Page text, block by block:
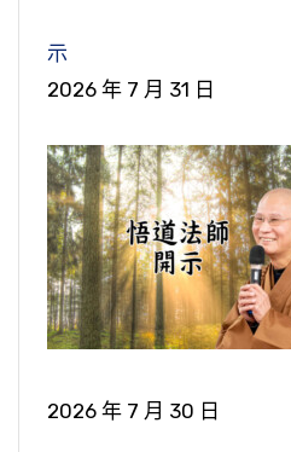
觸六塵都能開悟，所以他
他突然大悟，他大悟，還
禪師是明心見性、大徹大
示切磋心法」。那就是百
再提升。因為大悟，還沒
要大徹大悟，標準是在大
所以六祖惠能大師他在
《金剛經》，他開悟了，
悟得還不徹底。所以客人
參五祖，去住了八個月，
父母不同意，不同意他就
一樣，印光大師出家也是
跟慶修律師出家，『忽思
個地方也知道他雖然出家
有改變。說實在話，他出
報父母恩。
所以他就回家了，回家
『父失明』，父親眼睛瞎
年，『母已故三載矣』，
好，這個公案我們就學
比較沒那麼長，我們就講
在王如來佛講的時候，她
久」，我們看到這句經文
『泣血悲哀，幾於毀滅』
德這些公案，可以做一個
的哀思，哀思到怎麼樣的
樣至孝的人，當然不多了
到很多父母，他兒女死了
父母還要深。這個我們看
女，如果他反過來是念念
點稀飯，開始吃一點東西
歎：
【贊曰：「曾子之母死
日，即雲公之居喪，雖曾
氏棄其親。』豈理也哉？
這是蓮池大師對法雲法
儒家的曾子（是孔子的傳
七天都不吃東西，吃不下
法師死了母親，守喪絕食
說，佛教徒都不顧自己的
嗎？
『衣著食飲，大小便利
親穿的衣服，「食飲、大
在處理。「不煩他人」，
麻煩其他的人。『有助之
助他，看到他要講經，又
發心要來幫助他。但是道
拒之曰』，就拒絕了。『
他說她是我的母親，不是
累，並吾身也。』我們人
有界限，他都能見到、都
法界它就有一個界限。
礙，沒有界限，所以他就
去哪裡。他母親死了墮到
看到，這個是屬於天眼通
界，看到鬼道，他媽媽在
『持飯往餉』，「持飯」
了飯，到餓鬼道要去給他
到，他還能去接觸到，這
通達沒有障礙，他可以到
的，這是我們在《論語》
虐民」，冉求他辦政治，
評，說他辦政治對人民不
的學生當中，這個都受到
「然而如用子路與冉求
師講，那個時候明朝時代
代，你用到冉求、子路這
當官、來辦理政治，雖然
有所不如。當然孔子讚歎
當然比被孔子讚歎的不如
示
2026 年 7 月 31 日
2026 年 7 月 30 日